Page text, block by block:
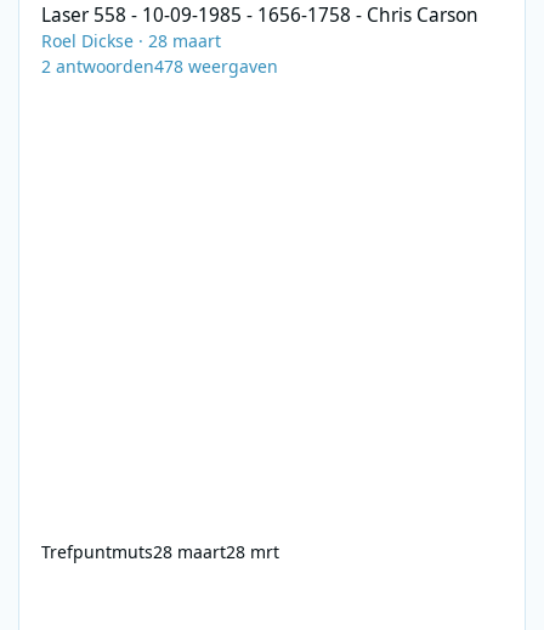
Laser 558 - 10-09-1985 - 1656-1758 - Chris Carson
Roel Dickse · 28 maart
2 antwoorden478 weergaven
Trefpuntmuts28 maart28 mrt